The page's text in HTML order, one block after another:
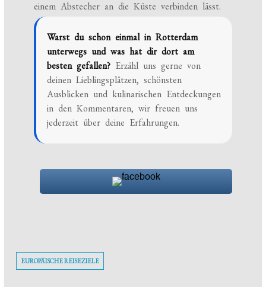
einem Abstecher an die Küste verbinden lässt.
Warst du schon einmal in Rotterdam
unterwegs und was hat dir dort am
besten gefallen? Erzähl uns gerne von
deinen Lieblingsplätzen, schönsten
Ausblicken und kulinarischen Entdeckungen
in den Kommentaren, wir freuen uns
jederzeit über deine Erfahrungen.
EUROPÄISCHE REISEZIELE